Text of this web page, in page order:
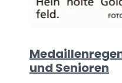
und Senioren